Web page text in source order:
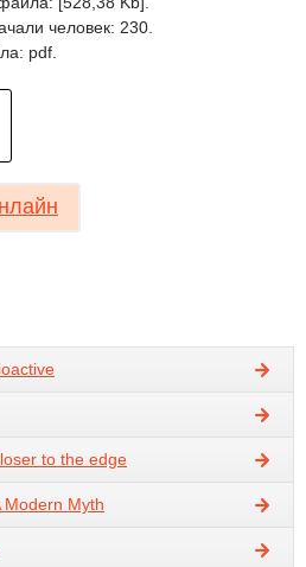
человек: 230.
pdf.
to the edge
Myth